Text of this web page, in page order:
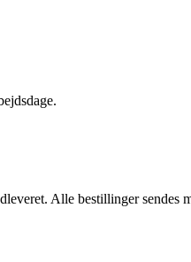
Alle bestillinger